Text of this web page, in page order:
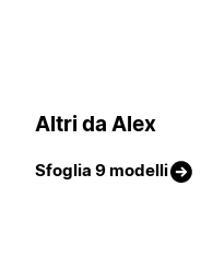
Altri da Alex
Sfoglia 9 modelli